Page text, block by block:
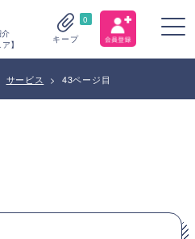
】
0
キープ
サービス > 43ページ目